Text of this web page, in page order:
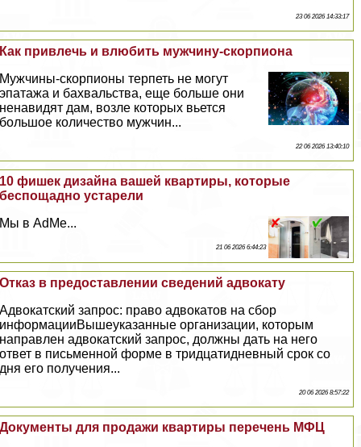
23 06 2026 14:33:17
Как привлечь и влюбить мужчину-скорпиона
Мужчины-скорпионы терпеть не могут
эпатажа и бахвальства, еще больше они
ненавидят дам, возле которых вьется
большое количество мужчин...
22 06 2026 13:40:10
10 фишек дизайна вашей квартиры, которые
беспощадно устарели
Мы в AdMe...
21 06 2026 6:44:23
Отказ в предоставлении сведений адвокату
Адвокатский запрос: право адвокатов на сбор
информацииВышеуказанные организации, которым
направлен адвокатский запрос, должны дать на него
ответ в письменной форме в тридцатидневный срок со
дня его получения...
20 06 2026 8:57:22
Документы для продажи квартиры перечень МФЦ